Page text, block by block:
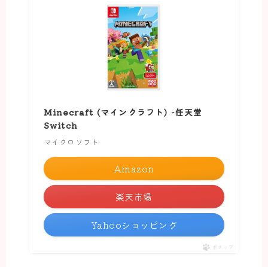
Minecraft (マインクラフト) -任天堂
Switch
マイクロソフト
Amazon
楽天市場
Yahooショッピング
ポチップ